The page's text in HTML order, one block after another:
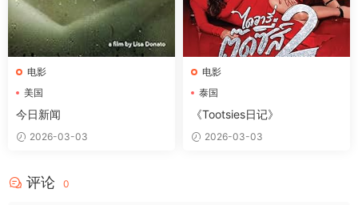
电影
美国
今日新闻
2026-03-03
电影
泰国
《Tootsies日记》
2026-03-03
评论 0